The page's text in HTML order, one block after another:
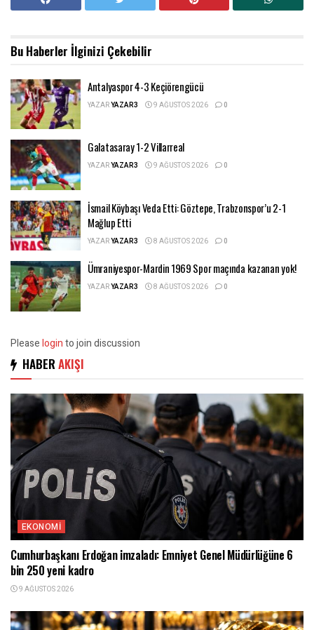
Bu Haberler İlginizi Çekebilir
Antalyaspor 4-3 Keçiörengücü
YAZARYAZAR3 9 AĞUSTOS 2026 0
Galatasaray 1-2 Villarreal
YAZARYAZAR3 9 AĞUSTOS 2026 0
İsmail Köybaşı Veda Etti: Göztepe, Trabzonspor’u 2-1
Mağlup Etti
YAZARYAZAR3 8 AĞUSTOS 2026 0
Ümraniyespor-Mardin 1969 Spor maçında kazanan yok!
YAZARYAZAR3 8 AĞUSTOS 2026 0
Pleaseloginto join discussion
HABER AKIŞI
EKONOMI
Cumhurbaşkanı Erdoğan imzaladı: Emniyet Genel Müdürlüğüne 6
bin 250 yeni kadro
9 AĞUSTOS 2026